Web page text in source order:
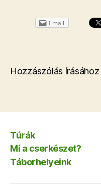
Email
Hozzászólás írásához
Túrák
Mi a cserkészet?
Táborhelyeink